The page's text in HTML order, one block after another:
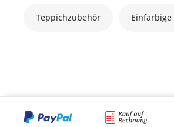
Teppichzubehör Einfarbige